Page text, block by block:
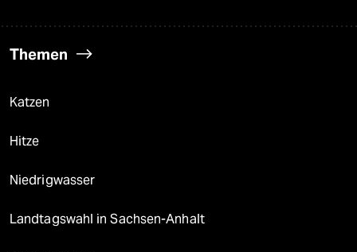
Themen
Katzen
Hitze
Niedrigwasser
Landtagswahl in Sachsen-Anhalt